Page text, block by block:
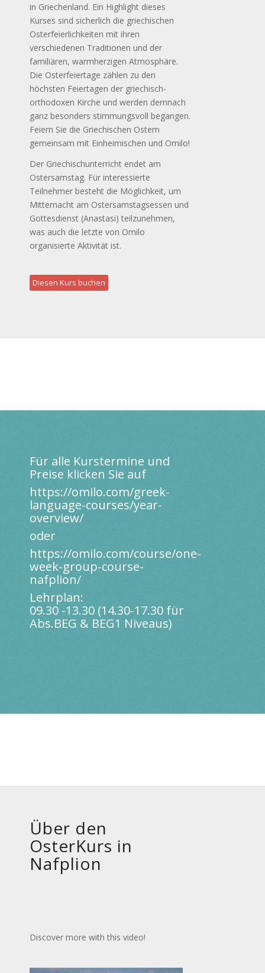
in Griechenland. Ein Highlight dieses
Kurses sind sicherlich die griechischen
Osterfeierlichkeiten mit ihren
verschiedenen Traditionen und der
familiären, warmherzigen Atmosphäre.
Die Osterfeiertage zählen zu den
höchsten Feiertagen der griechisch-
orthodoxen Kirche und werden demnach
ganz besonders stimmungsvoll begangen.
Feiern Sie die Griechischen Ostern
gemeinsam mit Einheimischen und Omilo!
Der Griechischunterricht endet am
Ostersamstag. Für interessierte
Teilnehmer besteht die Möglichkeit, um
Mitternacht am Ostersamstagsessen und
Gottesdienst (Anastasi) teilzunehmen,
was auch die letzte von Omilo
organisierte Aktivität ist.
Diesen Kurs buchen
Für alle Kurstermine und
Preise klicken Sie auf
https://omilo.com/greek-
language-courses/year-
overview/
oder
https://omilo.com/course/one-
week-group-course-
nafplion/
Lehrplan:
09.30 -13.30 (14.30-17.30 für
Abs.BEG & BEG1 Niveaus)
Über den
OsterKurs in
Nafplion
Discover more with this video!